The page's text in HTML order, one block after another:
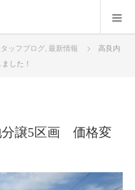
ッフブログ, 最新情報
高良内
した！
分譲5区画 価格変